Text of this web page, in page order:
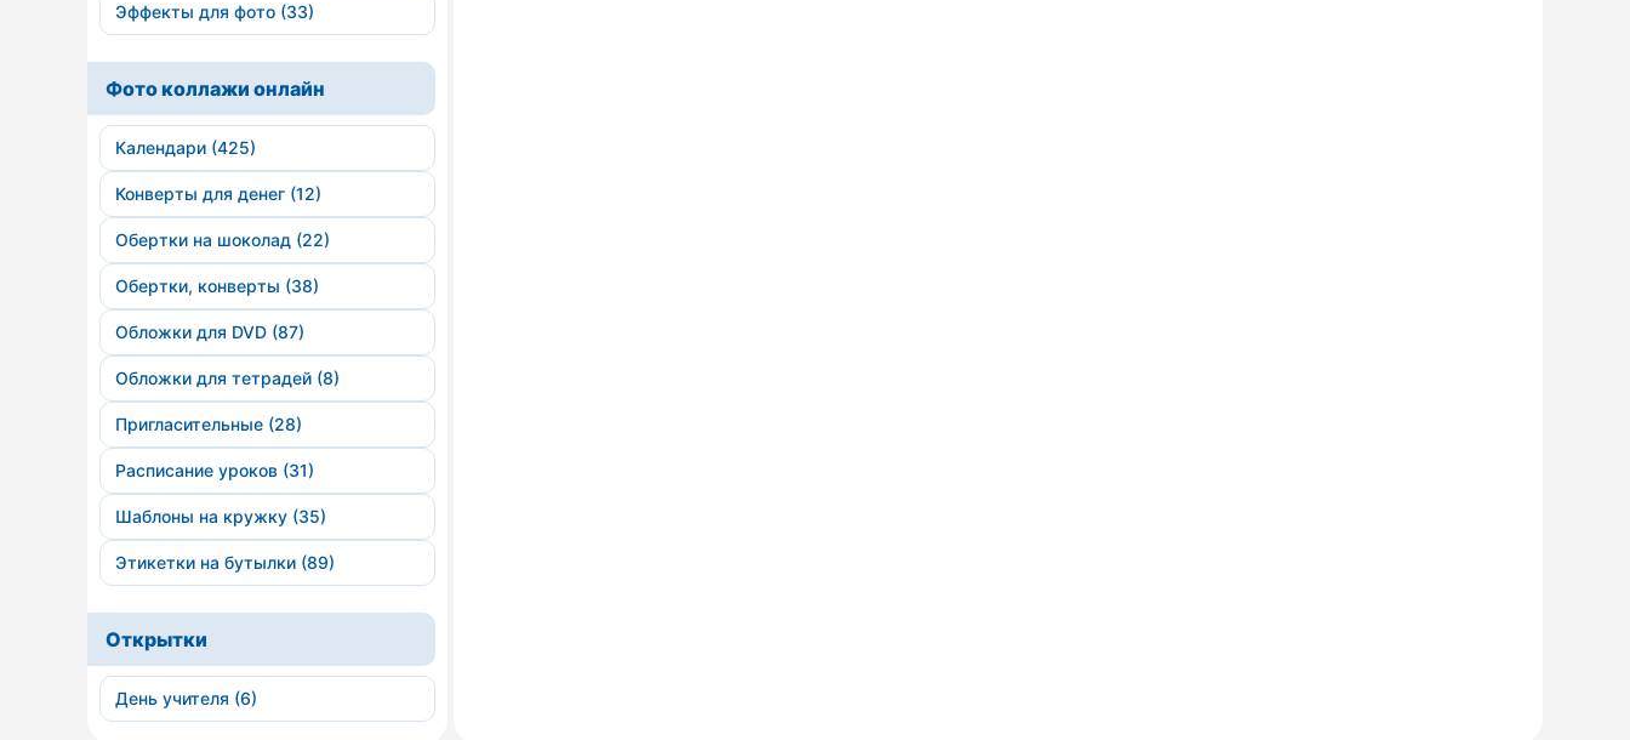
Эффекты для фото (33)
Фото коллажи онлайн
Календари (425)
Конверты для денег (12)
Обертки на шоколад (22)
Обертки, конверты (38)
Обложки для DVD (87)
Обложки для тетрадей (8)
Пригласительные (28)
Расписание уроков (31)
Шаблоны на кружку (35)
Этикетки на бутылки (89)
Открытки
День учителя (6)